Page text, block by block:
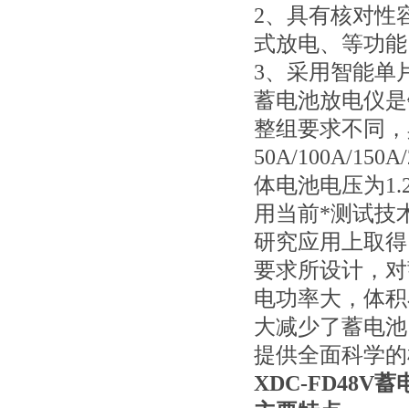
2、具有核对性
式放电、等功
3、采用智能单
蓄电池放电仪
整组要求不同
50A/100A/
体电池电压为
用当前*测试技
研究应用上取
要求所设计，
电功率大，体
大减少了蓄电
提供全面科学
XDC-FD48V蓄